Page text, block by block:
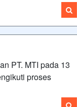
PT. MTI pada 13
proses